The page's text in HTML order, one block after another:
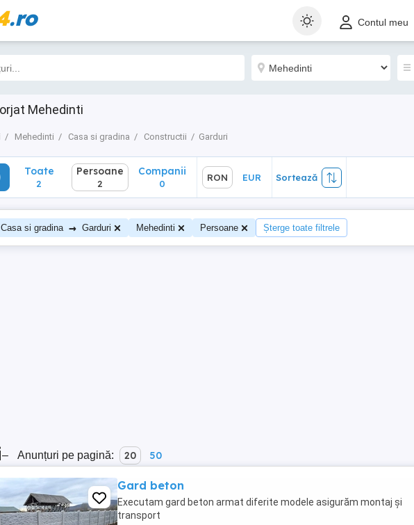
.ro Contul meu
Mehedinti
Mehedinti Casa si gradina Constructii Garduri
Toate
2
Sortează
Toate
2
Persoane
2
Companii
0
RON EUR Sortează
Casa si gradina → Garduri Mehedinti Persoane Șterge toate filtrele
– Anunțuri pe pagină: 20 50
Gard beton
Executam gard beton armat diferite modele asigurăm montaj și
transport